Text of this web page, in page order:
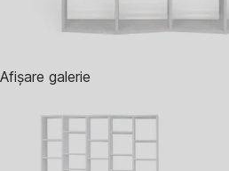
Afișare galerie